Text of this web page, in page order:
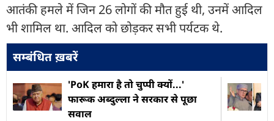
आतंकी हमले में जिन 26 लोगों की मौत हुई थी, उनमें आदिल
भी शामिल था. आदिल को छोड़कर सभी पर्यटक थे.
सम्बंधित ख़बरें
'PoK हमारा है तो चुप्पी क्यों...'
फारूक अब्दुल्ला ने सरकार से पूछा
सवाल